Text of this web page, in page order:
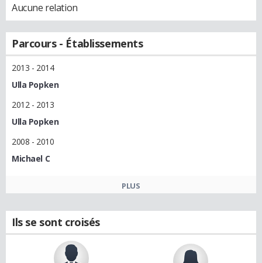
Aucune relation
Parcours - Établissements
2013 - 2014
Ulla Popken
2012 - 2013
Ulla Popken
2008 - 2010
Michael C
PLUS
Ils se sont croisés